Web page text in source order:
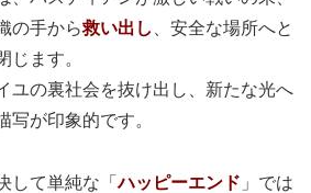
の手から救い出し
、安全な場所へと
じます。
ユの裏社会を抜け出し、新たな光へ
写が印象的です。
して単純な「 ハッピーエンド 」では